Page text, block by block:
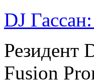
DJ
Резидент
Fusion